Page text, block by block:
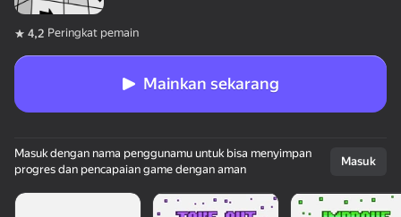
4,2 Peringkat pemain
Mainkan sekarang
Masuk dengan nama penggunamu untuk bisa menyimpan
progres dan pencapaian game dengan aman
Masuk